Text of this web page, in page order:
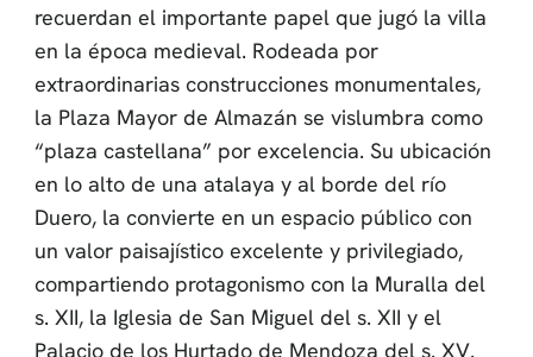
recuerdan el importante papel que jugó la villa
en la época medieval. Rodeada por
extraordinarias construcciones monumentales,
la Plaza Mayor de Almazán se vislumbra como
“plaza castellana” por excelencia. Su ubicación
en lo alto de una atalaya y al borde del río
Duero, la convierte en un espacio público con
un valor paisajístico excelente y privilegiado,
compartiendo protagonismo con la Muralla del
s. XII, la Iglesia de San Miguel del s. XII y el
Palacio de los Hurtado de Mendoza del s. XV.